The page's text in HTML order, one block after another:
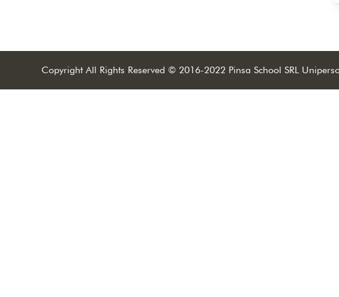
Copyright All Rights Reserved © 2016-2022 Pinsa School SRL